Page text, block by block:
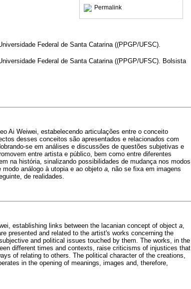
Permalink
Federal de Santa Catarina ((PPGP/UFSC).
Federal de Santa Catarina ((PPGP/UFSC). Bolsista
Ai Weiwei, estabelecendo articulações entre o conceito
desses conceitos são apresentados e relacionados com
se em análises e discussões de questões subjetivas e
entre artista e público, bem como entre diferentes
na história, sinalizando possibilidades de mudança nos modos
análogo à utopia e ao objeto a, não se fixa em imagens
de realidades.
establishing links between the lacanian concept of object a,
presented and related to the artist's works concerning the
and political issues touched by them. The works, in the
different times and contexts, raise criticisms of injustices that
of relating to others. The political character of the creations,
in the opening of meanings, images and, therefore,